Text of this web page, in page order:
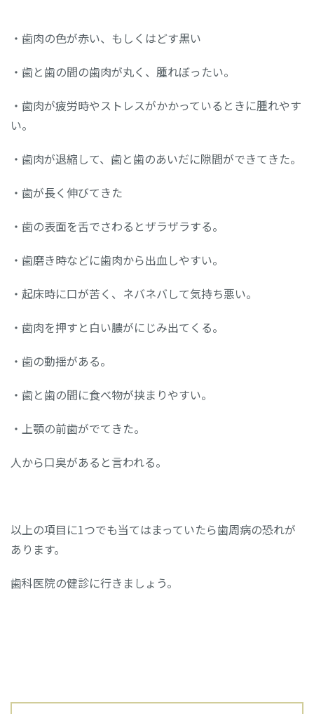
・歯肉の色が赤い、もしくはどす黒い
・歯と歯の間の歯肉が丸く、腫れぼったい。
・歯肉が疲労時やストレスがかかっているときに腫れやす
い。
・歯肉が退縮して、歯と歯のあいだに隙間ができてきた。
・歯が長く伸びてきた
・歯の表面を舌でさわるとザラザラする。
・歯磨き時などに歯肉から出血しやすい。
・起床時に口が苦く、ネバネバして気持ち悪い。
・歯肉を押すと白い膿がにじみ出てくる。
・歯の動揺がある。
・歯と歯の間に食べ物が挟まりやすい。
・上顎の前歯がでてきた。
人から口臭があると言われる。
以上の項目に1つでも当てはまっていたら歯周病の恐れが
あります。
歯科医院の健診に行きましょう。